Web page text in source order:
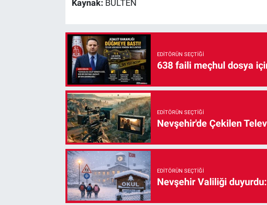
Kaynak: BÜLTEN
EDITÖRÜN SEÇTIĞI
638 faili meçhul dosya
EDITÖRÜN SEÇTIĞI
Nevşehir'de Çekilen
EDITÖRÜN SEÇTIĞI
Nevşehir Valiliği